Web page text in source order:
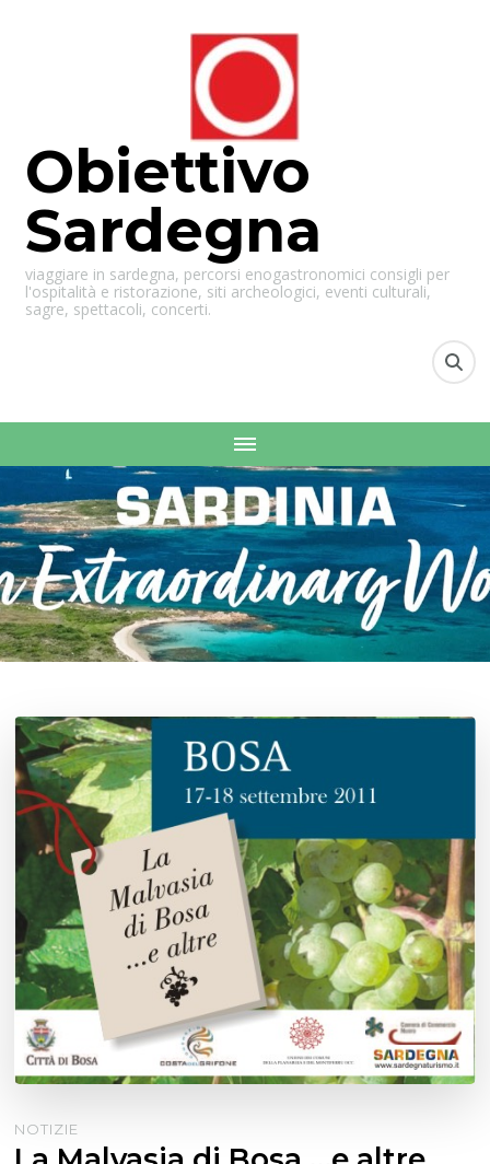
Obiettivo
Sardegna
viaggiare in sardegna, percorsi enogastronomici consigli per
l'ospitalità e ristorazione, siti archeologici, eventi culturali,
sagre, spettacoli, concerti.
NOTIZIE